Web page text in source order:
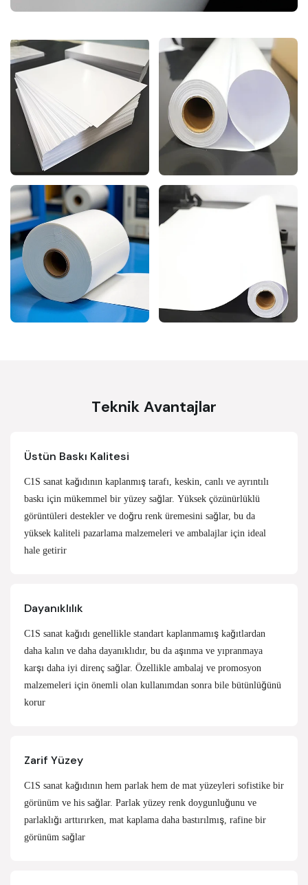
Teknik Avantajlar
Üstün Baskı Kalitesi
C1S sanat kağıdının kaplanmış tarafı, keskin, canlı ve ayrıntılı
baskı için mükemmel bir yüzey sağlar. Yüksek çözünürlüklü
görüntüleri destekler ve doğru renk üremesini sağlar, bu da
yüksek kaliteli pazarlama malzemeleri ve ambalajlar için ideal
hale getirir
Dayanıklılık
C1S sanat kağıdı genellikle standart kaplanmamış kağıtlardan
daha kalın ve daha dayanıklıdır, bu da aşınma ve yıpranmaya
karşı daha iyi direnç sağlar. Özellikle ambalaj ve promosyon
malzemeleri için önemli olan kullanımdan sonra bile bütünlüğünü
korur
Zarif Yüzey
C1S sanat kağıdının hem parlak hem de mat yüzeyleri sofistike bir
görünüm ve his sağlar. Parlak yüzey renk doygunluğunu ve
parlaklığı arttırırken, mat kaplama daha bastırılmış, rafine bir
görünüm sağlar